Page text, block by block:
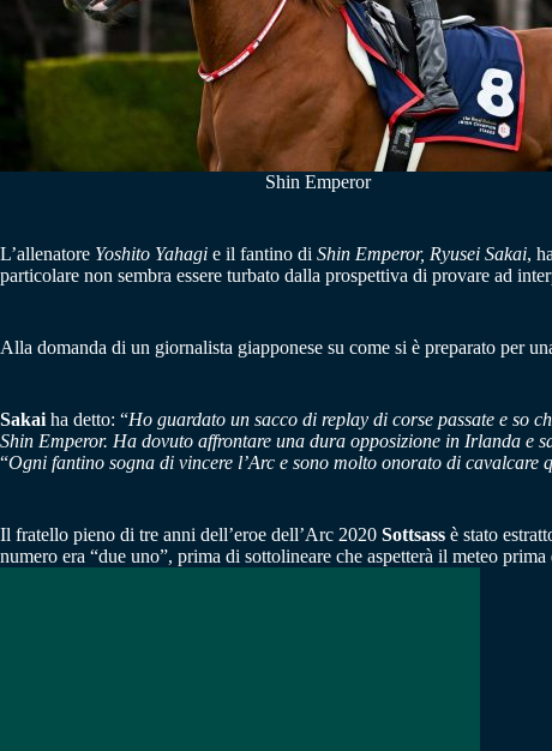
Shin Emperor
L’allenatore Yoshito Yahagi e il fantino di Shin Emperor, Ryusei Sakai,
particolare non sembra essere turbato dalla prospettiva di provare ad
Alla domanda di un giornalista giapponese su come si è preparato per
Sakai ha detto: “Ho guardato un sacco di replay di corse passate e so
Shin Emperor. Ha dovuto affrontare una dura opposizione in Irlanda e
“Ogni fantino sogna di vincere l’Arc e sono molto onorato di cavalcare
Il fratello pieno di tre anni dell’eroe dell’Arc 2020 Sottsass è stato
numero era “due uno”, prima di sottolineare che aspetterà il meteo